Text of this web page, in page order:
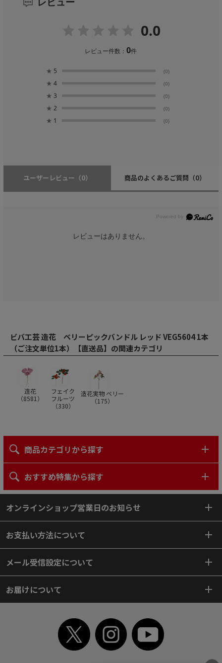
0.0
レビュー件数：0件
★ 5 (0)
★ 4 (0)
★ 3 (0)
★ 2 (0)
★ 1 (0)
ユーザーレビュー （0） 商品のよくあるご質問 （0）
レビューはありません。
ビバ工芸 造花 ベリーピックバンドル レッド VEG5604 1本
（ご注文単位1本）【直送品】の関連カテゴリ
造花
（8581 ）
フェイク
フルーツ
（330）
造花実物 ベリー
（175）
商品カテゴリから探す
おすすめ特集から探す
オンラインショップ営業日のお知らせ
お支払い方法について
メール受信設定について
お届けについて